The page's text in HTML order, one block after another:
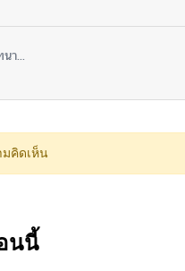
า...
มคิดเห็น
นนี้